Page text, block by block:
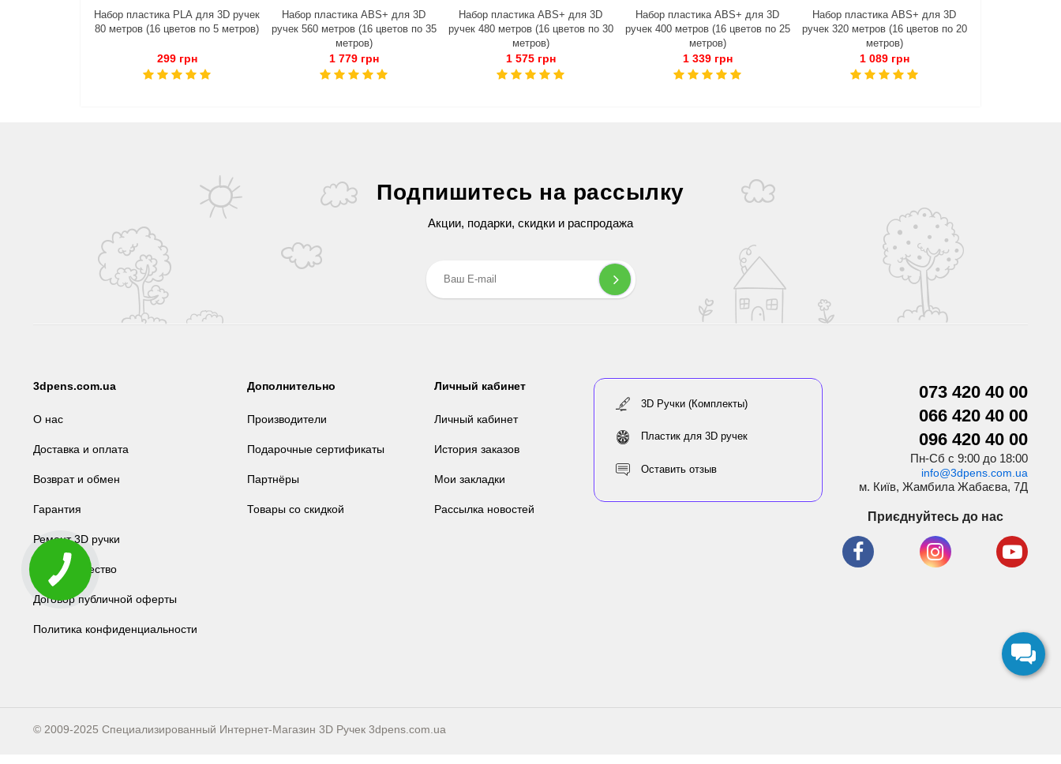
Набор пластика PLA для 3D ручек
80 метров (16 цветов по 5 метров)
299 грн
Набор пластика ABS+ для 3D
ручек 560 метров (16 цветов по 35
метров)
1 779 грн
Набор пластика ABS+ для 3D
ручек 480 метров (16 цветов по 30
метров)
1 575 грн
Набор пластика ABS+ для 3D
ручек 400 метров (16 цветов по 25
метров)
1 339 грн
Набор пластика ABS+ для 3D
ручек 320 метров (16 цветов по 20
метров)
1 089 грн
Подпишитесь на рассылку
Акции, подарки, скидки и распродажа
3dpens.com.ua
О нас
Доставка и оплата
Возврат и обмен
Гарантия
Ремонт 3D ручки
Сотрудничество
Договор публичной оферты
Политика конфиденциальности
Дополнительно
Производители
Подарочные сертификаты
Партнёры
Товары со скидкой
Личный кабинет
Личный кабинет
История заказов
Мои закладки
Рассылка новостей
3D Ручки (Комплекты)
Пластик для 3D ручек
Оставить отзыв
073 420 40 00
066 420 40 00
096 420 40 00
Пн-Сб с 9:00 до 18:00
info@3dpens.com.ua
м. Київ, Жамбила Жабаєва, 7Д
Приєднуйтесь до нас
© 2009-2025 Специализированный Интернет-Магазин 3D Ручек 3dpens.com.ua